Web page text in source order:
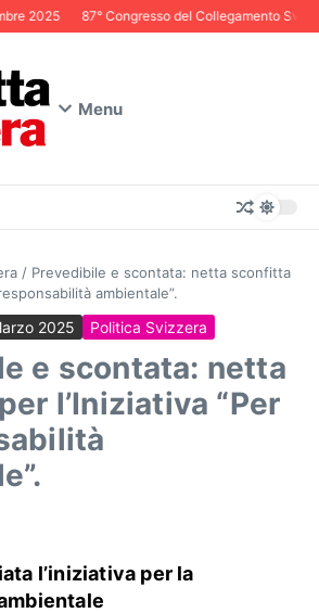
2025 87° Congresso del Collegamento
Menu
/ Prevedibile e scontata: netta sconfitta
ambientale”.
2025 Politica Svizzera
e scontata: netta
l’Iniziativa “Per
l’iniziativa per la